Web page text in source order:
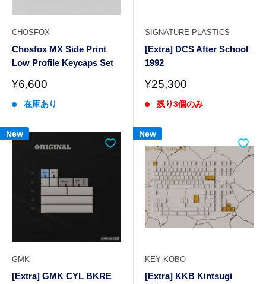
CHOSFOX
Chosfox MX Side Print
Low Profile Keycaps Set
販
価
格
¥6,600
在庫あり
SIGNATURE PLASTICS
[Extra] DCS After School
1992
販
価
格
¥25,300
残り3個のみ
New
GMK
[Extra] GMK CYL BKRE
New
KEY KOBO
[Extra] KKB Kintsugi